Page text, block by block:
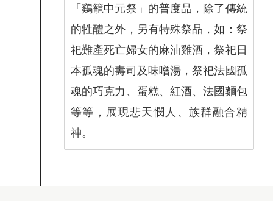
「鷄籠中元祭」的普度品，除了傳統
的牲醴之外，另有特殊祭品，如：祭
祀難產死亡婦女的麻油雞酒，祭祀日
本孤魂的壽司及味噌湯，祭祀法國孤
魂的巧克力、蛋糕、紅酒、法國麵包
等等，展現悲天憫人、族群融合精
神。